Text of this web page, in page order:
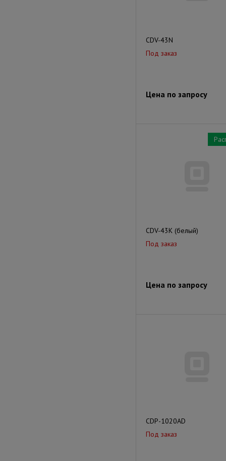
CDV-43N
Под заказ
Цена по запросу
CDV-43K (белый)
Под заказ
Цена по запросу
CDP-1020AD
Под заказ